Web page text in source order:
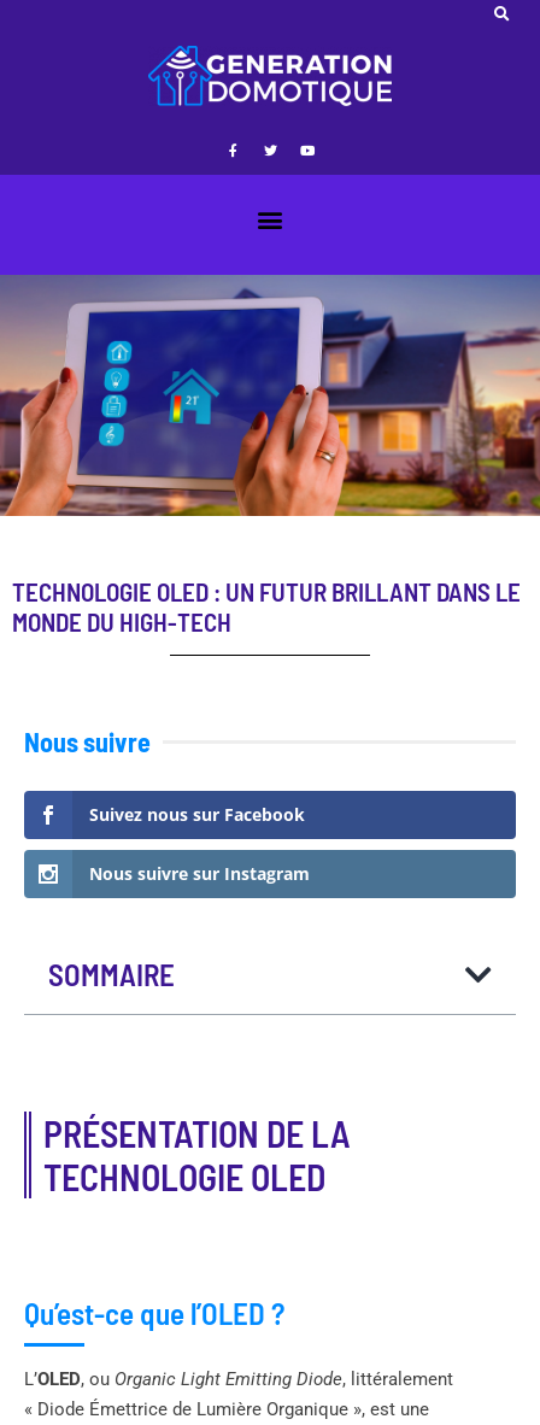
TECHNOLOGIE OLED : UN FUTUR BRILLANT DANS LE
MONDE DU HIGH-TECH
Nous suivre
Suivez nous sur Facebook
Nous suivre sur Instagram
SOMMAIRE
PRÉSENTATION DE LA
TECHNOLOGIE OLED
Qu’est-ce que l’OLED ?
L’OLED, ou Organic Light Emitting Diode, littéralement
« Diode Émettrice de Lumière Organique », est une